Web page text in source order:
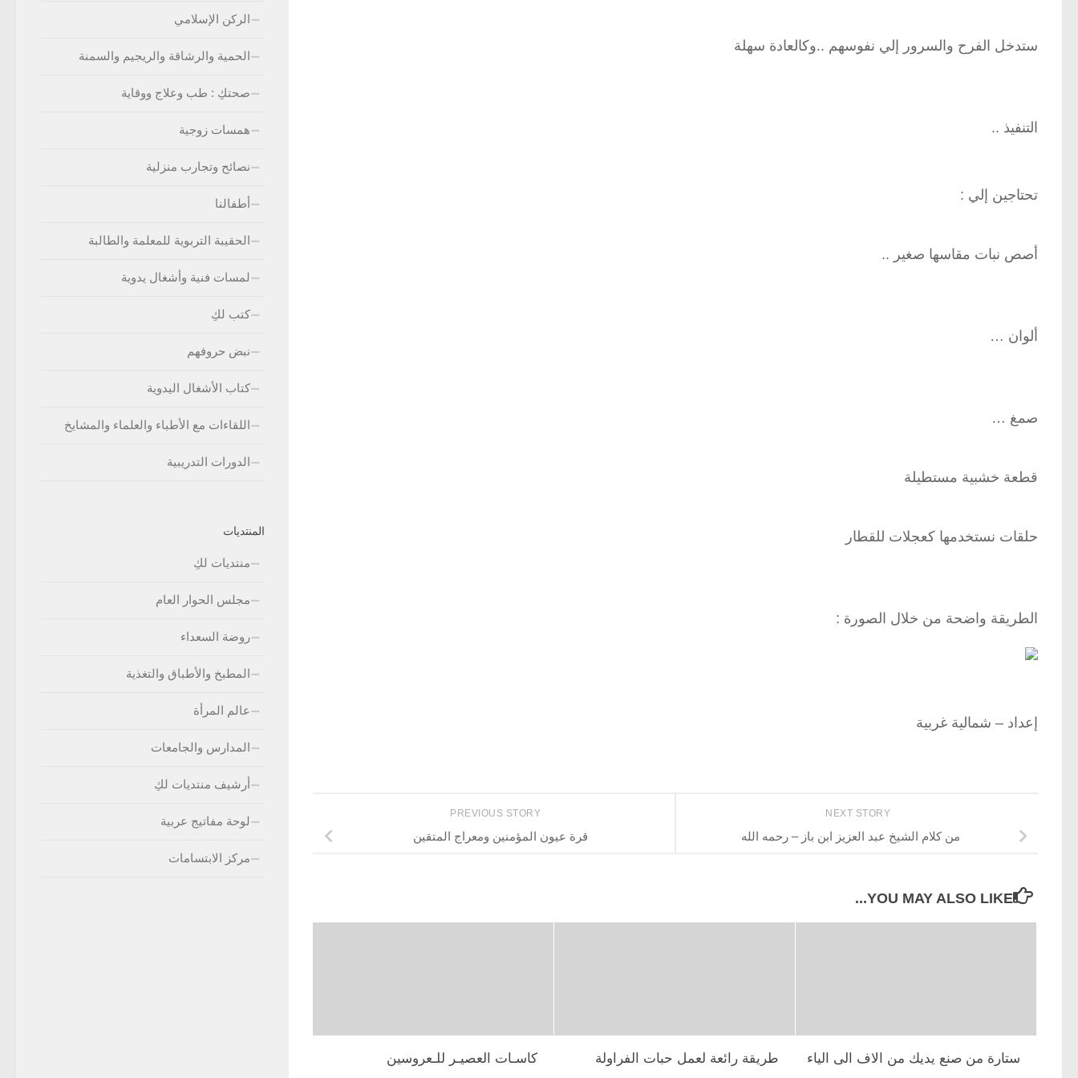
ستدخل الفرح والسرور إلي نفوسهم ..وكالعادة سهلة
التنفيذ ..
تحتاجين إلي :
أصص نبات مقاسها صغير ..
ألوان …
صمغ …
قطعة خشبية مستطيلة
حلقات نستخدمها كعجلات للقطار
الطريقة واضحة من خلال الصورة :
إعداد – شمالية غربية
NEXT STORY
من كلام الشيخ عبد العزيز ابن باز – رحمه الله
PREVIOUS STORY
قرة عيون المؤمنين ومعراج المتقين
YOU MAY ALSO LIKE...
كاسـات العصيـر للـعروسين طريقة رائعة لعمل حبات الفراولة ستارة من صنع يديك من الاف الى الياء
الركن الإسلامي
الحمية والرشاقة والريجيم والسمنة
صحتكِ : طب وعلاج ووقاية
همسات زوجية
نصائح وتجارب منزلية
أطفالنا
الحقيبة التربوية للمعلمة والطالبة
لمسات فنية وأشغال يدوية
كتب لكِ
نبض حروفهم
كتاب الأشغال اليدوية
اللقاءات مع الأطباء والعلماء والمشايخ
الدورات التدريبية
المنتديات
منتديات لكِ
مجلس الحوار العام
روضة السعداء
المطبخ والأطباق والتغذية
عالم المرأة
المدارس والجامعات
أرشيف منتديات لكِ
لوحة مفاتيج عربية
مركز الابتسامات